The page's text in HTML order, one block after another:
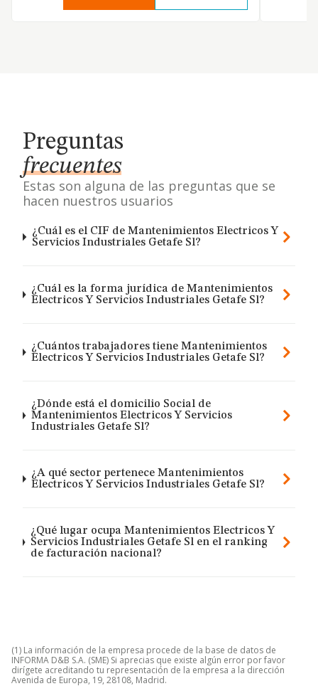
Preguntas
frecuentes
Estas son alguna de las preguntas que se
hacen nuestros usuarios
¿Cuál es el CIF de Mantenimientos Electricos Y
Servicios Industriales Getafe Sl?
¿Cuál es la forma jurídica de Mantenimientos
Electricos Y Servicios Industriales Getafe Sl?
¿Cuántos trabajadores tiene Mantenimientos
Electricos Y Servicios Industriales Getafe Sl?
¿Dónde está el domicilio Social de
Mantenimientos Electricos Y Servicios
Industriales Getafe Sl?
¿A qué sector pertenece Mantenimientos
Electricos Y Servicios Industriales Getafe Sl?
¿Qué lugar ocupa Mantenimientos Electricos Y
Servicios Industriales Getafe Sl en el ranking
de facturación nacional?
(1) La información de la empresa procede de la base de datos de
INFORMA D&B S.A. (SME) Si aprecias que existe algún error por favor
dirígete acreditando tu representación de la empresa a la dirección
Avenida de Europa, 19, 28108, Madrid.